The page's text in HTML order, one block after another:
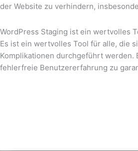
der Website zu verhindern,
WordPress Staging ist ein wertvolles
Es ist ein wertvolles Tool für alle, die
Komplikationen durchgeführt
fehlerfreie Benutzererfahrung zu